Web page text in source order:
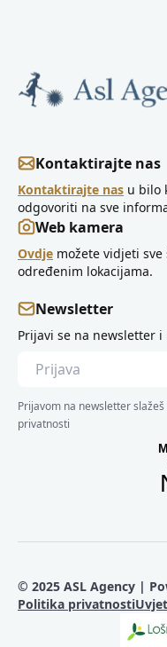
Kontaktirajte nas
Kontaktirajte nas u bilo
odgovoriti na sve
Web kamera
Ovdje možete vidjeti
određenim lokacijama.
Newsletter
Prijavi se na newsletter
Prijavom na newsletter
privatnosti
© 2025 ASL Agency |
Politika privatnosti